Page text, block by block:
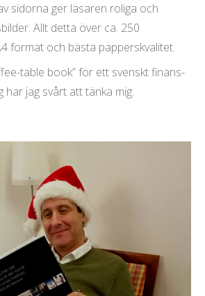
sidorna ger läsaren roliga och
Allt detta över ca. 250
format och bästa papperskvalitet.
table book” för ett svenskt finans-
jag svårt att tänka mig.